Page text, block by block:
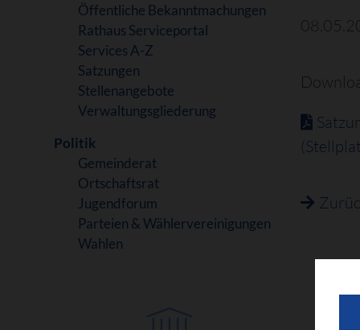
Öffentliche Bekanntmachungen
Rathaus Serviceportal
Services A-Z
Satzungen
Stellenangebote
Verwaltungsgliederung
Politik
Gemeinderat
Ortschaftsrat
Jugendforum
Parteien & Wählervereinigungen
Wahlen